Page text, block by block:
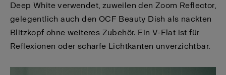
Deep White verwendet, zuweilen den Zoom Reflector,
gelegentlich auch den OCF Beauty Dish als nackten
Blitzkopf ohne weiteres Zubehör. Ein V-Flat ist für
Reflexionen oder scharfe Lichtkanten unverzichtbar.